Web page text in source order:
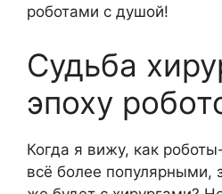
роботами с душой!
Судьба
эпоху
Когда я вижу, как
всё более популярными,